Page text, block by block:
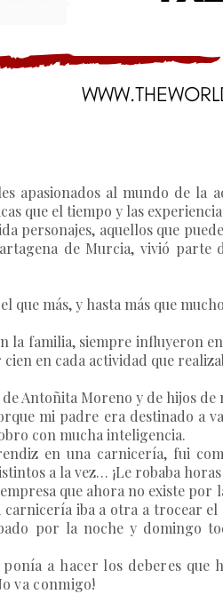
apasionados al mundo de
que el tiempo y las
personajes, aquellos que
de Murcia, vivió
que más, y hasta más que
la familia, siempre influyeron
en cada actividad que
Antoñita Moreno y de hijos
mi padre era destinado a
con mucha inteligencia.
en una carnicería, fui
a la vez… ¡Le robaba
que ahora no existe
carnicería iba a otra a trocear
por la noche y domingo
ponía a hacer los deberes
va conmigo!